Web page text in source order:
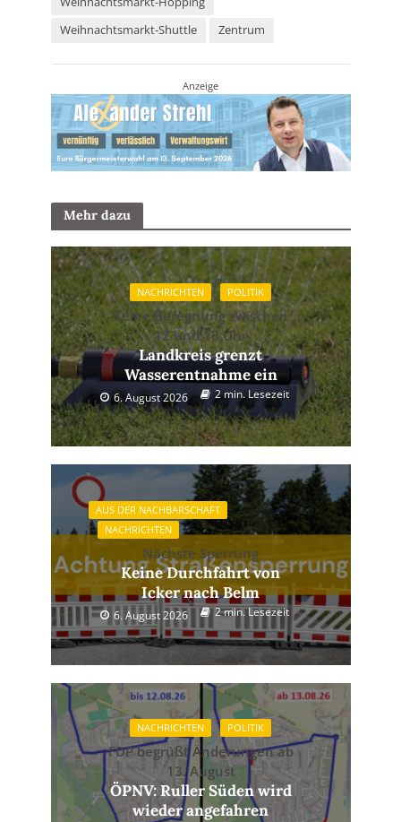
Weihnachtsmarkt-Shuttle
Zentrum
Anzeige
Mehr dazu
NACHRICHTEN POLITIK
Keine Beregnung zwischen
12 und 18 Uhr
Landkreis grenzt
Wasserentnahme ein
6. August 2026 2 min. Lesezeit
AUS DER NACHBARSCHAFT
NACHRICHTEN
Nächste Sperrung
Keine Durchfahrt von
Icker nach Belm
6. August 2026 2 min. Lesezeit
NACHRICHTEN POLITIK
FDP begrüßt Änderungen ab
13. August
ÖPNV: Ruller Süden wird
wieder angefahren